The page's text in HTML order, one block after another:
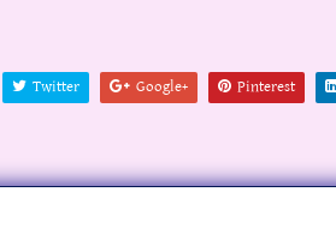
Twitter Google+ Pinterest